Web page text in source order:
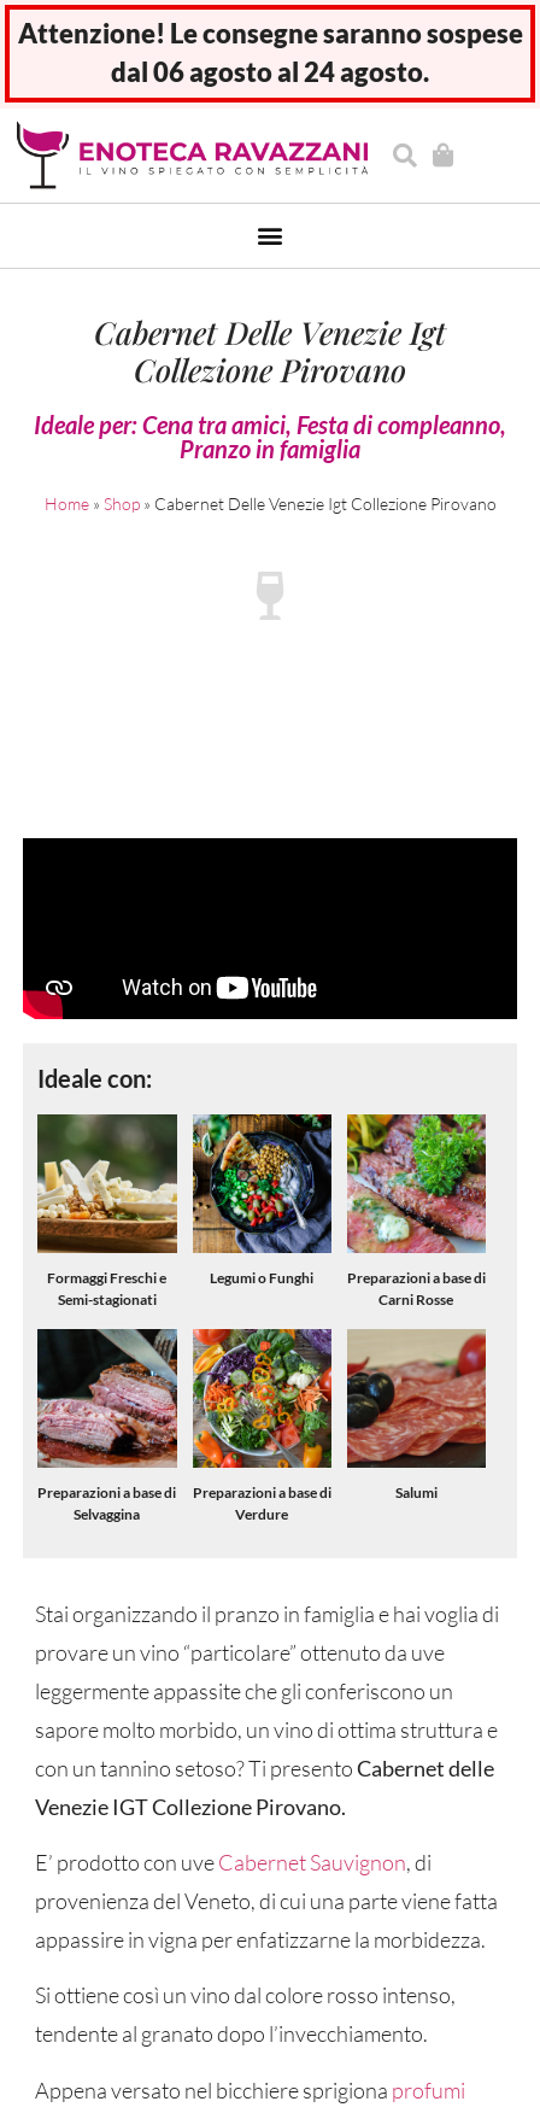
Attenzione! Le consegne saranno sospese
dal 06 agosto al 24 agosto.
Cabernet Delle Venezie Igt
Collezione Pirovano
Ideale per:Cena tra amici, Festa di compleanno,
Pranzo in famiglia
Home» Shop» Cabernet Delle Venezie Igt Collezione Pirovano
Ideale con:
Formaggi Freschi e
Semi-stagionati
Legumi o Funghi
Preparazioni a base di
Carni Rosse
Preparazioni a base di
Selvaggina
Preparazioni a base di
Verdure
Salumi
Stai organizzando il pranzo in famiglia e hai voglia di
provare un vino “particolare” ottenuto da uve
leggermente appassite che gli conferiscono un
sapore molto morbido, un vino di ottima struttura e
con un tannino setoso? Ti presentoCabernet delle
Venezie IGT Collezione Pirovano.
E’ prodotto con uveCabernet Sauvignon, di
provenienza del Veneto, di cui una parte viene fatta
appassire in vigna per enfatizzarne la morbidezza.
Si ottiene così un vino dal colore rosso intenso,
tendente al granato dopo l’invecchiamento.
Appena versato nel bicchiere sprigiona profumi